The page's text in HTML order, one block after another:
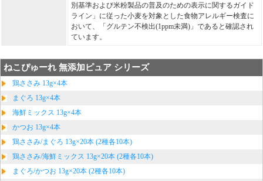
別基準および米粉製品の普及のための表示に関するガイド
ライン」に従った小麦を対象とした食物アレルギー検査に
おいて、「グルテン不検出(1ppm未満)」であると確認され
ています。
ねこぴゅーれ 無添加ピュア シリーズ
鶏ささみ 13g×4本
まぐろ 13g×4本
海鮮ミックス 13g×4本
かつお 13g×4本
鶏ささみ/まぐろ 13g×20本 (2種各10本)
鶏ささみ/海鮮ミックス 13g×20本 (2種各10本)
まぐろ/かつお 13g×20本 (2種各10本)